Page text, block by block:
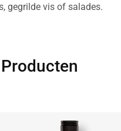
gegrilde vis of salades.